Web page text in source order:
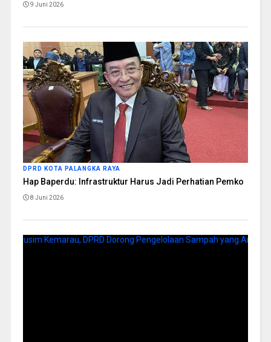
9 Juni 2026
DPRD KOTA PALANGKA RAYA
Hap Baperdu: Infrastruktur Harus Jadi Perhatian Pemko
8 Juni 2026